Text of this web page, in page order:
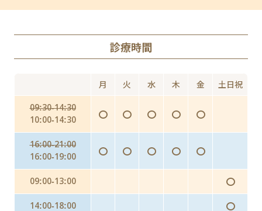
Doxy PEP（ドキシペップ）
インフルエンザ予防投与（予防内服）
インフルエンザワクチンの予防接種
診療時間
月 火 水 木 金 土日祝
09:30-14:30
10:00-14:30
〇 〇 〇 〇 〇
16:00-21:00
16:00-19:00
〇 〇 〇 〇 〇
09:00-13:00 〇
14:00-18:00 〇